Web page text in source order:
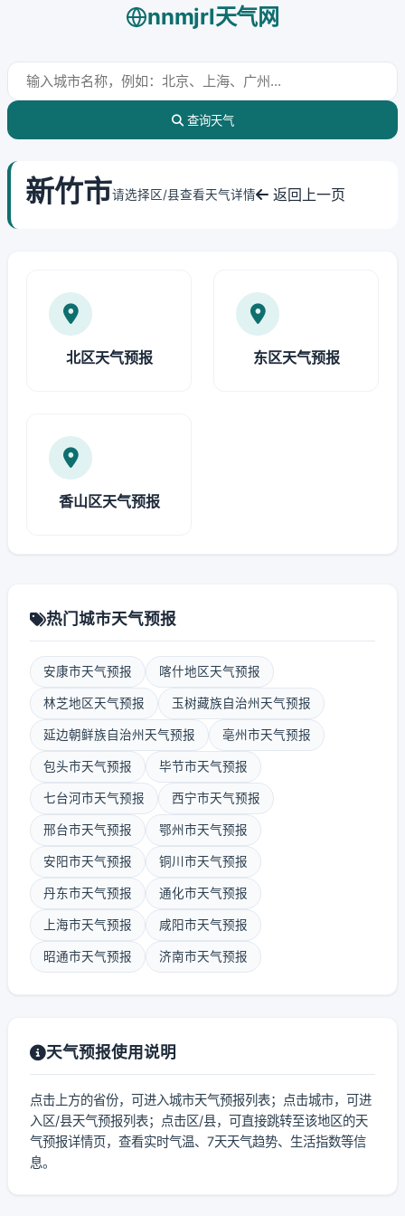
nnmjrl天气网
查询天气
新竹市请选择区/县查看天气详情 返回上一页
北区天气预报 东区天气预报
香山区天气预报
热门城市天气预报
安康市天气预报 喀什地区天气预报
林芝地区天气预报 玉树藏族自治州天气预报
延边朝鲜族自治州天气预报 亳州市天气预报
包头市天气预报 毕节市天气预报
七台河市天气预报 西宁市天气预报
邢台市天气预报 鄂州市天气预报
安阳市天气预报 铜川市天气预报
丹东市天气预报 通化市天气预报
上海市天气预报 咸阳市天气预报
昭通市天气预报 济南市天气预报
天气预报使用说明
点击上方的省份，可进入城市天气预报列表；点击城市，可进
入区/县天气预报列表；点击区/县，可直接跳转至该地区的天
气预报详情页，查看实时气温、7天天气趋势、生活指数等信
息。